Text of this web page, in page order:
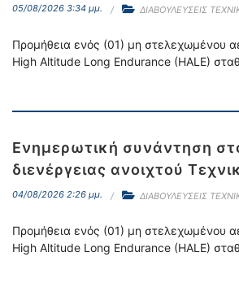
05/08/2026 3:34 μμ. ΔΙΑΒΟΥΛΕΥΣΕΙΣ
Προμήθεια ενός (01) μη στελεχωμένου
High Altitude Long Endurance (HALE)
Ενημερωτική συνάντηση
διενέργειας ανοιχτού
04/08/2026 2:26 μμ. ΔΙΑΒΟΥΛΕΥΣΕΙΣ
Προμήθεια ενός (01) μη στελεχωμένου
High Altitude Long Endurance (HALE)